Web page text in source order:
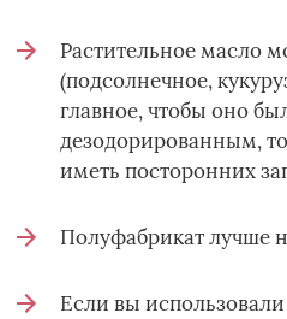
Растительное масло
(подсолнечное,
главное, чтобы оно
дезодорированным,
иметь посторонних
Полуфабрикат лучше
Если вы